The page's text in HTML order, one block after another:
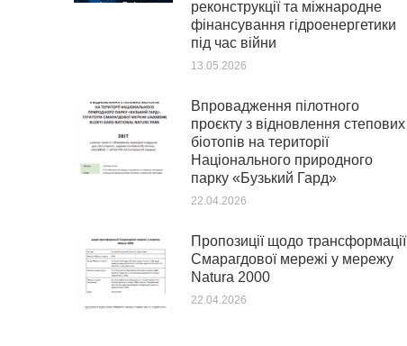
реконструкції та міжнародне
фінансування гідроенергетики
під час війни
13.05.2026
Впровадження пілотного
проєкту з відновлення степових
біотопів на території
Національного природного
парку «Бузький Гард»
22.04.2026
Пропозиції щодо трансформації
Смарагдової мережі у мережу
Natura 2000
22.04.2026